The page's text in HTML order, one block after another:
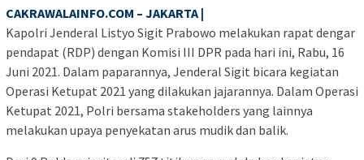
CAKRAWALAINFO.COM – JAKARTA |
Kapolri Jenderal Listyo Sigit Prabowo melakukan rapat dengar
pendapat (RDP) dengan Komisi III DPR pada hari ini, Rabu, 16
Juni 2021. Dalam paparannya, Jenderal Sigit bicara kegiatan
Operasi Ketupat 2021 yang dilakukan jajarannya. Dalam Operasi
Ketupat 2021, Polri bersama stakeholders yang lainnya
melakukan upaya penyekatan arus mudik dan balik.